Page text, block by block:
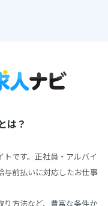
は？
です。正社員・アルバイ
与前払いに対応したお仕事
方法など、豊富な条件か